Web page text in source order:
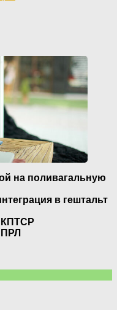
на поливагальную
в гештальт
КПТСР